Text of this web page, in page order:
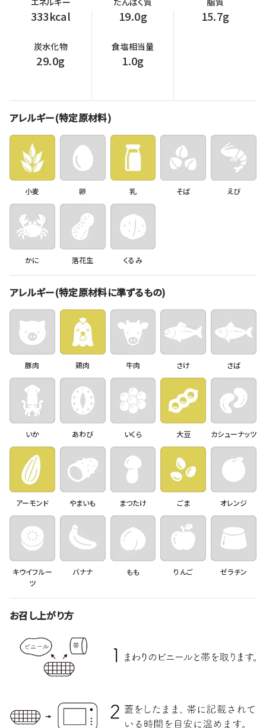
333kcal 19.0g 15.7g
炭水化物
29.0g
食塩相当量
1.0g
アレルギー(特定原材料)
小麦 卵 乳 そば えび
かに 落花生 くるみ
アレルギー(特定原材料に準ずるもの)
豚肉 鶏肉 牛肉 さけ さば
いか あわび いくら 大豆 カシューナッツ
アーモンド やまいも まつたけ ごま オレンジ
キウイフルー
ツ
バナナ もも りんご ゼラチン
お召し上がり方